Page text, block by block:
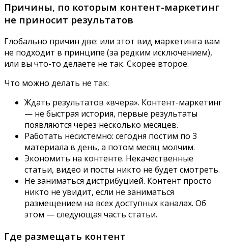
Причины, по которым контент-маркетинг
не приносит результатов
Глобально причин две: или этот вид маркетинга вам
не подходит в принципе (за редким исключением),
или вы что-то делаете не так. Скорее второе.
Что можно делать не так:
Ждать результатов «вчера». Контент-маркетинг
— не быстрая история, первые результаты
появляются через несколько месяцев.
Работать несистемно: сегодня постим по 3
материала в день, а потом месяц молчим.
Экономить на контенте. Некачественные
статьи, видео и посты никто не будет смотреть.
Не заниматься дистрибуцией. Контент просто
никто не увидит, если не заниматься
размещением на всех доступных каналах. Об
этом — следующая часть статьи.
Где размещать контент